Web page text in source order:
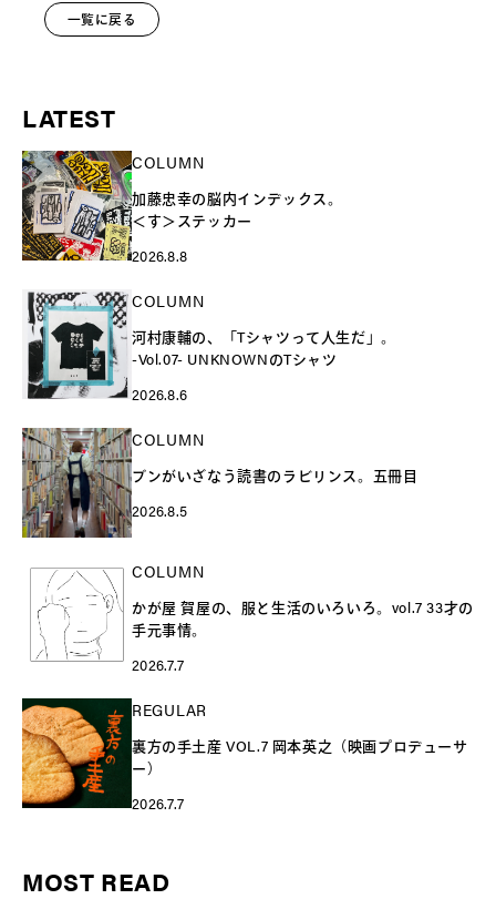
一覧に戻る
LATEST
COLUMN
加藤忠幸の脳内インデックス。
＜す＞ステッカー
2026.8.8
COLUMN
河村康輔の、「Tシャツって人生だ」。
-Vol.07- UNKNOWNのTシャツ
2026.8.6
COLUMN
ブンがいざなう読書のラビリンス。五冊目
2026.8.5
COLUMN
かが屋 賀屋の、服と生活のいろいろ。vol.7 33才の
手元事情。
2026.7.7
REGULAR
裏方の手土産 VOL.7 岡本英之（映画プロデューサ
ー）
2026.7.7
MOST READ